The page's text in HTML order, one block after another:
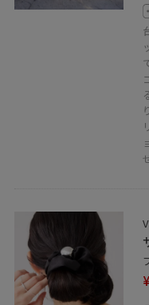
コーディネートのご相
お問い合わせください
LINEでアトレ大井町
【友だち追加】をタッ